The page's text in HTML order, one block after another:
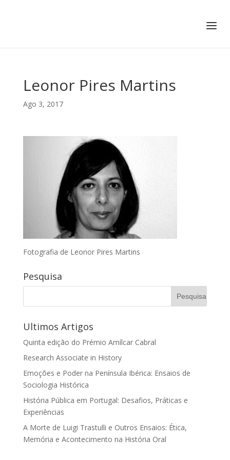
Leonor Pires Martins
Ago 3, 2017
Fotografia de Leonor Pires Martins
Pesquisa
Ultimos Artigos
Quinta edição do Prémio Amílcar Cabral
Research Associate in History
Emoções e Poder na Península Ibérica: Ensaios de
Sociologia Histórica
História Pública em Portugal: Desafios, Práticas e
Experiências
A Morte de Luigi Trastulli e Outros Ensaios: Ética,
Memória e Acontecimento na História Oral